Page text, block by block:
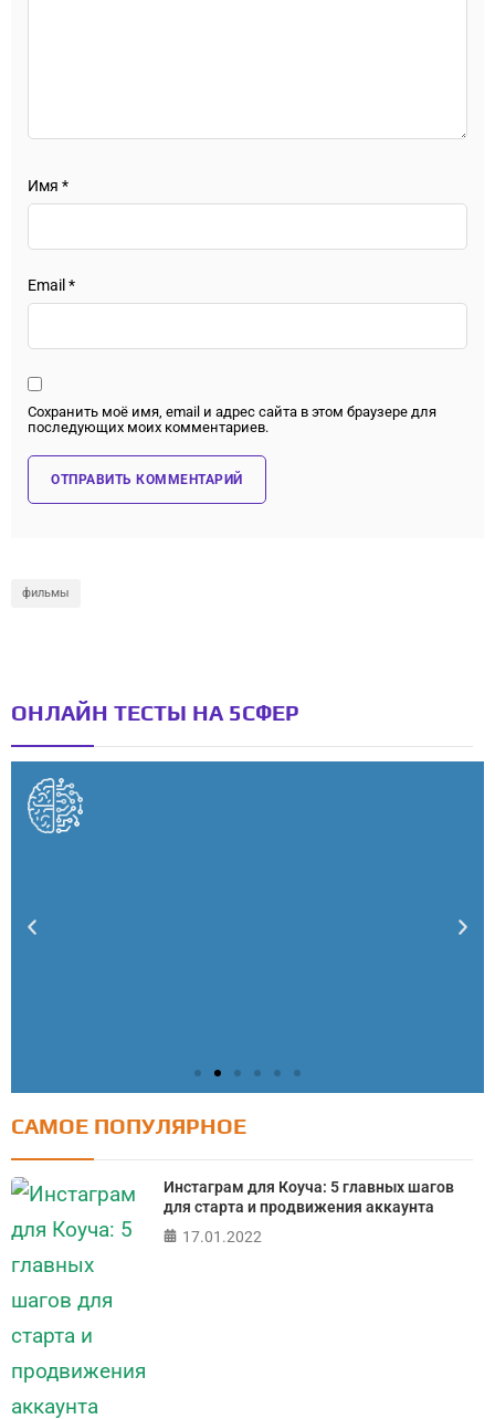
Имя *
Email *
Сохранить моё имя, email и адрес сайта в этом браузере для
последующих моих комментариев.
фильмы
ОНЛАЙН ТЕСТЫ НА 5СФЕР
Тест: Как я контролирую свою жизнь?
Джулиана Роттера
САМОЕ ПОПУЛЯРНОЕ
Инстаграм для Коуча: 5 главных шагов
для старта и продвижения аккаунта
17.01.2022